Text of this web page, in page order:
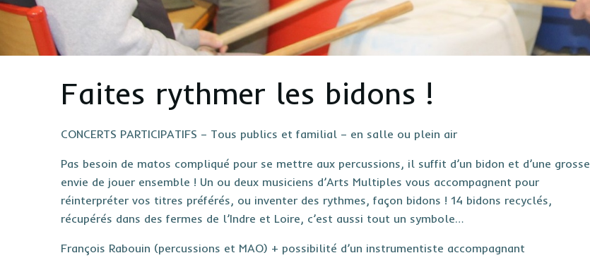
Faites rythmer les bidons !
CONCERTS PARTICIPATIFS – Tous publics et familial – en salle ou plein air
Pas besoin de matos compliqué pour se mettre aux percussions, il suffit d’un bidon et d’une grosse
envie de jouer ensemble ! Un ou deux musiciens d’Arts Multiples vous accompagnent pour
réinterpréter vos titres préférés, ou inventer des rythmes, façon bidons ! 14 bidons recyclés,
récupérés dans des fermes de l’Indre et Loire, c’est aussi tout un symbole…
François Rabouin (percussions et MAO) + possibilité d’un instrumentiste accompagnant